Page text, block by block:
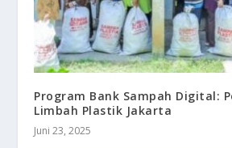
Program Bank Sampah Digital:
Limbah Plastik Jakarta
Juni 23, 2025